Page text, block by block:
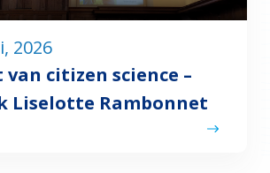
2026
van citizen science –
Liselotte Rambonnet